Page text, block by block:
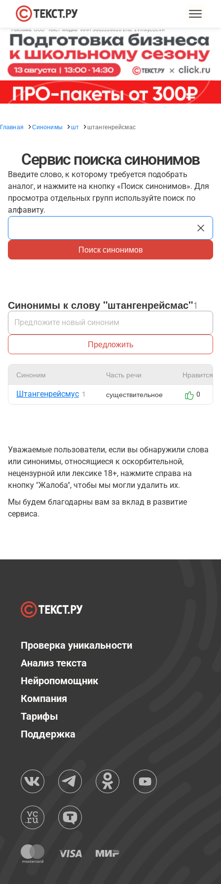
Главная Синонимы шт штангенрейсмас
Сервис поиска синонимов
Введите слово, к которому требуется подобрать
аналог, и нажмите на кнопку «Поиск синонимов». Для
просмотра отдельных групп используйте поиск по
алфавиту.
Поиск синонимов
Синонимы к слову "штангенрейсмас"1
Предложить
Синоним Часть речи Нравится
Штангенрейсмус 1 существительное 0
Уважаемые пользователи, если вы обнаружили слова
или синонимы, относящиеся к оскорбительной,
нецензурной или лексике 18+, нажмите справа на
кнопку "Жалоба", чтобы мы могли удалить их.
Мы будем благодарны вам за вклад в развитие
сервиса.
Проверка уникальности
Анализ текста
Нейропомощник
Компания
Тарифы
Поддержка